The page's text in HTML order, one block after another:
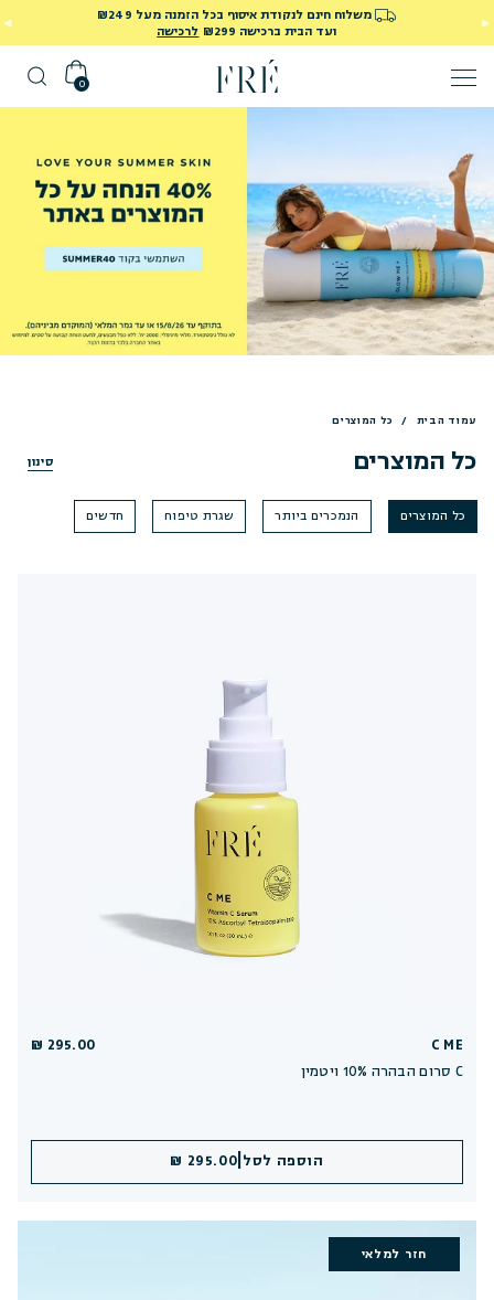
משלוח חינם לנקודת איסוף בכל הזמנה מעל ₪249
ועד הבית ברכישה ₪299
לרכישה
0
עמוד הבית / כל המוצרים
כל המוצרים סינון
כל המוצרים הנמכרים ביותר שגרת טיפוח חדשים
C ME
סרום הבהרה 10% ויטמין C
295.00 ₪
הוספה לסל 295.00 ₪
חזר למלאי